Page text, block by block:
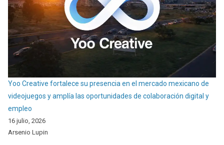
Yoo Creative fortalece su presencia en el mercado mexicano de
videojuegos y amplía las oportunidades de colaboración digital y
empleo
16 julio, 2026
Arsenio Lupin